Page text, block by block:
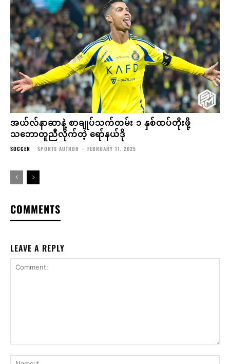
အယ်လ်နာဆာနဲ့ စာချုပ်သက်တမ်း ၁ နှစ်ထပ်တိုးဖို့
သဘောတူညီလိုက်တဲ့ ရော်နယ်ဒို
SOCCER SPORTS AUTHOR - FEBRUARY 11, 2025
COMMENTS
LEAVE A REPLY